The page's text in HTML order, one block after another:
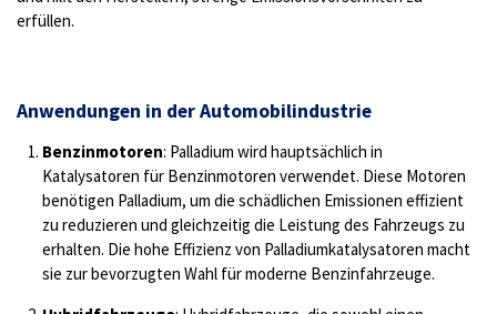
erfüllen.
Anwendungen in der Automobilindustrie
Benzinmotoren: Palladium wird hauptsächlich in
Katalysatoren für Benzinmotoren verwendet. Diese Motoren
benötigen Palladium, um die schädlichen Emissionen effizient
zu reduzieren und gleichzeitig die Leistung des Fahrzeugs zu
erhalten. Die hohe Effizienz von Palladiumkatalysatoren macht
sie zur bevorzugten Wahl für moderne Benzinfahrzeuge.